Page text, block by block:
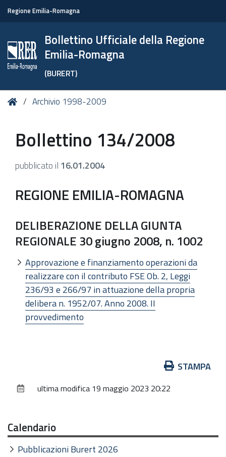
Regione Emilia-Romagna
Bollettino Ufficiale della Regione
Emilia-Romagna
(BURERT)
Tu HomeArchivio 1998-2009
Bollettino 134/2008
pubblicato il 16.01.2004
REGIONE EMILIA-ROMAGNA
DELIBERAZIONE DELLA GIUNTA
REGIONALE 30 giugno 2008, n. 1002
Approvazione e finanziamento operazioni da
realizzare con il contributo FSE Ob. 2, Leggi
236/93 e 266/97 in attuazione della propria
delibera n. 1952/07. Anno 2008. II
provvedimento
documento
STAMPA
ultima modifica 19 maggio 2023 20:22
Calendario
Pubblicazioni Burert 2026